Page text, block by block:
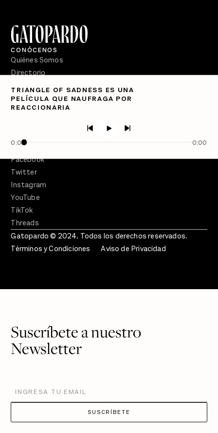
TRIANGLE OF SADNESS ES UNA
PELÍCULA QUE NAUFRAGA POR
REACCIONARIA
0:00 0:00
CONÓCENOS
Quiénes Somos
Directorio
PÓDCASTS
Semanario Gatopardo
Facebook
Twitter
Instagram
YouTube
TikTok
Threads
Gatopardo © 2024. Todos los derechos reservados.
Términos y Condiciones
Aviso de Privacidad
Suscríbete a nuestro
Newsletter